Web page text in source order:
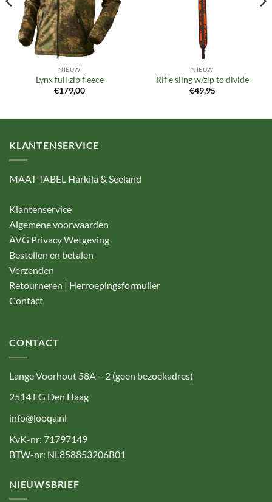
NIEUW
Lynx full zip fleece
€179,00
NIEUW
Rifle sling w/zip to divide
€49,95
KLANTENSERVICE
MAAT TABEL Harkila & Seeland
Klantenservice
Algemene voorwaarden
AVG Privacy Wetgeving
Bestellen en betalen
Verzenden
Retourneren | Herroepingsformulier
Contact
CONTACT
Lange Voorhout 58A – 2 (geen bezoekadres)
2514 EG Den Haag
info@looqa.nl
KvK-nr: 71797149
BTW-nr: NL858853206B01
NIEUWSBRIEF